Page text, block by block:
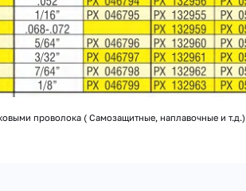
проволока ( Самозащитные, наплавочные и т.д.)